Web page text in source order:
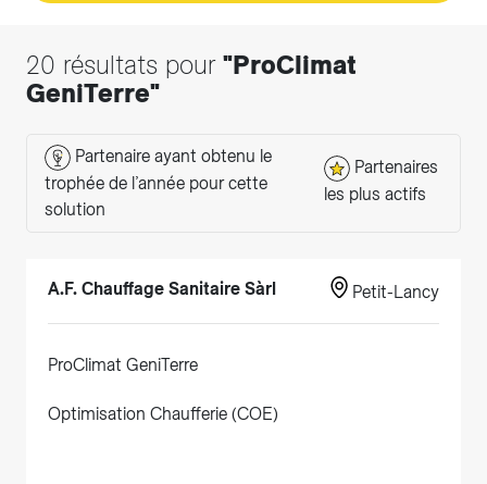
20 résultats pour "ProClimat
GeniTerre"
Partenaire ayant obtenu le
trophée de l’année pour cette
solution
Partenaires
les plus actifs
A.F. Chauffage Sanitaire Sàrl Petit-Lancy
ProClimat GeniTerre
Optimisation Chaufferie (COE)